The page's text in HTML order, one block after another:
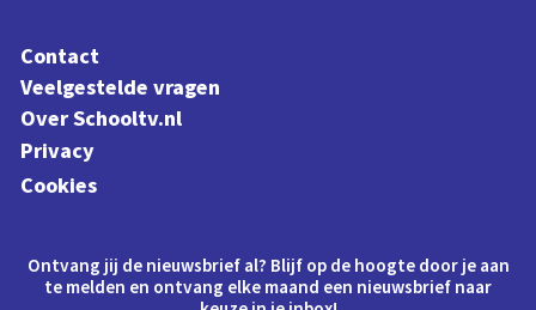
Contact
Veelgestelde vragen
Over Schooltv.nl
Privacy
Cookies
Ontvang jij de nieuwsbrief al? Blijf op de hoogte door je aan
te melden en ontvang elke maand een nieuwsbrief naar